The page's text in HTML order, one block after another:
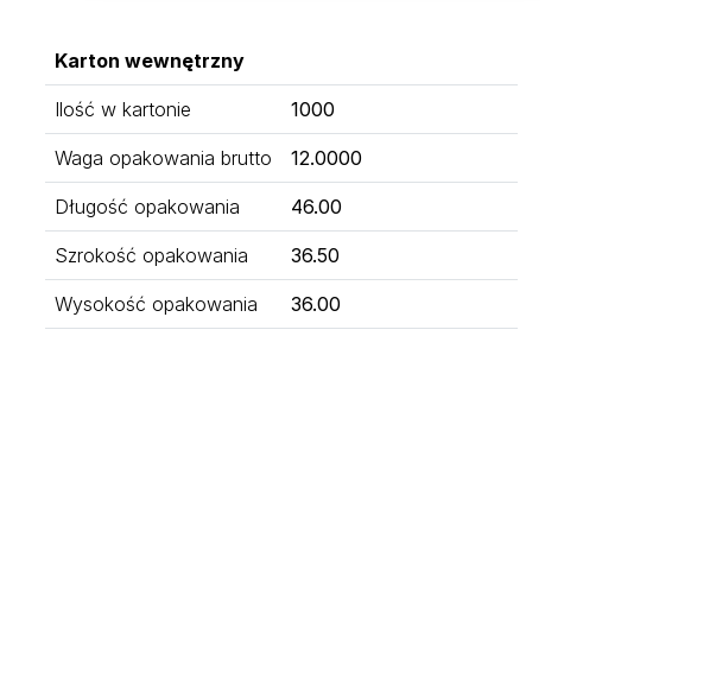
Karton wewnętrzny
Ilość w kartonie 1000
Waga opakowania brutto 12.0000
Długość opakowania 46.00
Szrokość opakowania 36.50
Wysokość opakowania 36.00